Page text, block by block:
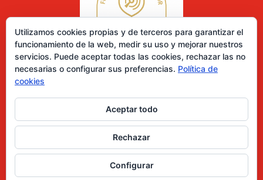
0 elementos
Desarrollado por Diseñador web para empresas
Utilizamos cookies propias y de terceros para garantizar el
funcionamiento de la web, medir su uso y mejorar nuestros
servicios. Puede aceptar todas las cookies, rechazar las no
necesarias o configurar sus preferencias. Política de
cookies
Aceptar todo
Rechazar
Configurar